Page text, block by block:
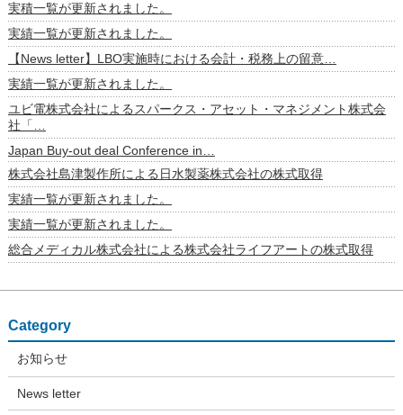
実積一覧が更新されました。
実績一覧が更新されました。
【News letter】LBO実施時における会計・税務上の留意…
実績一覧が更新されました。
ユビ電株式会社によるスパークス・アセット・マネジメント株式会
社「…
Japan Buy-out deal Conference in…
株式会社島津製作所による日水製薬株式会社の株式取得
実績一覧が更新されました。
実績一覧が更新されました。
総合メディカル株式会社による株式会社ライフアートの株式取得
Category
お知らせ
News letter